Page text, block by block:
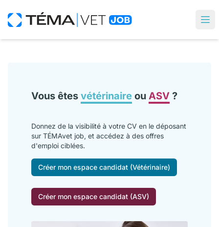
Vous êtes vétérinaire ou ASV ?
Donnez de la visibilité à votre CV en le déposant
sur TÉMAvet job, et accédez à des offres
d'emploi ciblées.
Créer mon espace candidat (Vétérinaire)
Créer mon espace candidat (ASV)